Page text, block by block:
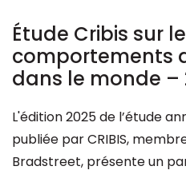
Étude Cribis sur
comportements
dans le monde –
L'édition 2025 de l’étude
publiée par CRIBIS,
Bradstreet, présente un